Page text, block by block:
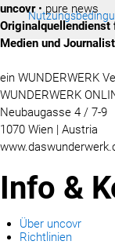
uncovr• pure news
Originalquellendienst
Medien und
ein WUNDERWERK
WUNDERWERK
Neubaugasse 4 / 7-9
1070 Wien | Austria
Info &
Über uncovr
Richtlinien